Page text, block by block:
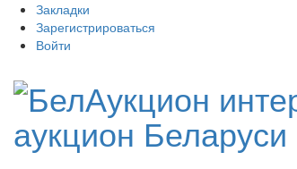
Закладки
Зарегистрироваться
Войти